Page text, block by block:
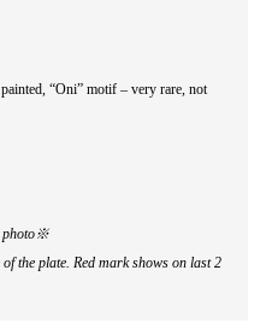
“Oni” motif – very rare, not
photo※
the plate. Red mark shows on last 2